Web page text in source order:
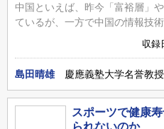
中国といえば、昨今「富裕層」
ているが、一方で中国の情報技
収録
島田晴雄 慶應義塾大学名誉教授
スポーツで健康
られないのか